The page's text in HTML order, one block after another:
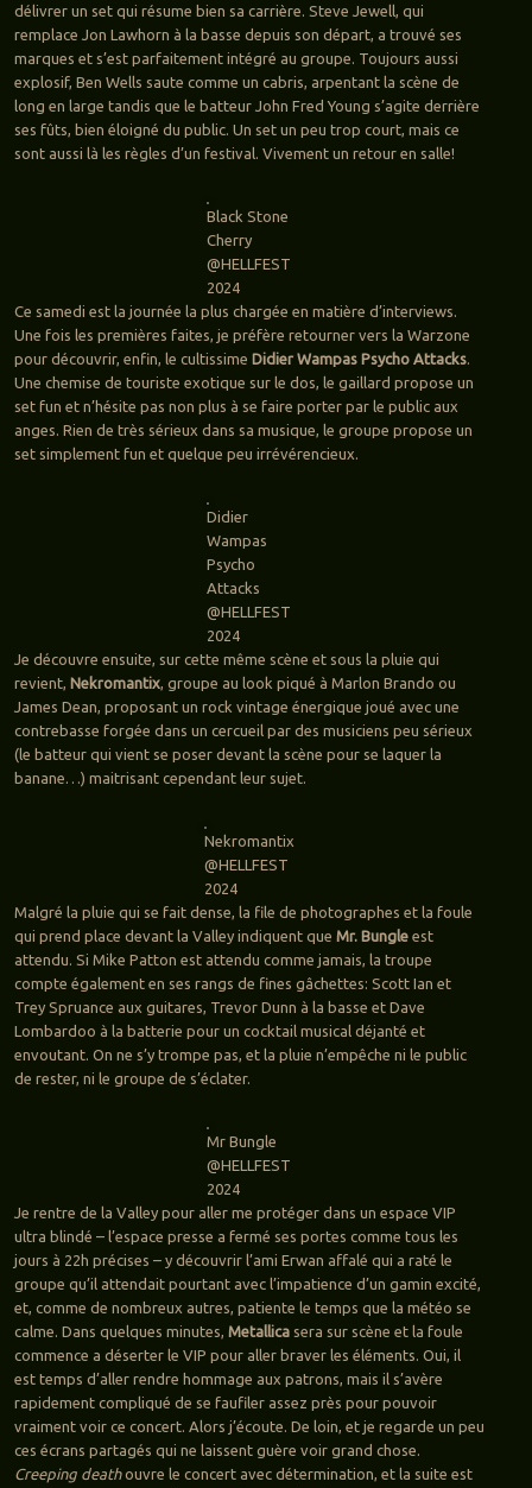
délivrer un set qui résume bien sa carrière. Steve Jewell, qui
remplace Jon Lawhorn à la basse depuis son départ, a trouvé ses
marques et s’est parfaitement intégré au groupe. Toujours aussi
explosif, Ben Wells saute comme un cabris, arpentant la scène de
long en large tandis que le batteur John Fred Young s’agite derrière
ses fûts, bien éloigné du public. Un set un peu trop court, mais ce
sont aussi là les règles d’un festival. Vivement un retour en salle!
Black Stone
Cherry
@HELLFEST
2024
Ce samedi est la journée la plus chargée en matière d’interviews.
Une fois les premières faites, je préfère retourner vers la Warzone
pour découvrir, enfin, le cultissime Didier Wampas Psycho Attacks.
Une chemise de touriste exotique sur le dos, le gaillard propose un
set fun et n’hésite pas non plus à se faire porter par le public aux
anges. Rien de très sérieux dans sa musique, le groupe propose un
set simplement fun et quelque peu irrévérencieux.
Didier
Wampas
Psycho
Attacks
@HELLFEST
2024
Je découvre ensuite, sur cette même scène et sous la pluie qui
revient, Nekromantix, groupe au look piqué à Marlon Brando ou
James Dean, proposant un rock vintage énergique joué avec une
contrebasse forgée dans un cercueil par des musiciens peu sérieux
(le batteur qui vient se poser devant la scène pour se laquer la
banane…) maitrisant cependant leur sujet.
Nekromantix
@HELLFEST
2024
Malgré la pluie qui se fait dense, la file de photographes et la foule
qui prend place devant la Valley indiquent que Mr. Bungleest
attendu. Si Mike Patton est attendu comme jamais, la troupe
compte également en ses rangs de fines gâchettes: Scott Ian et
Trey Spruance aux guitares, Trevor Dunn à la basse et Dave
Lombardoo à la batterie pour un cocktail musical déjanté et
envoutant. On ne s’y trompe pas, et la pluie n’empêche ni le public
de rester, ni le groupe de s’éclater.
Mr Bungle
@HELLFEST
2024
Je rentre de la Valley pour aller me protéger dans un espace VIP
ultra blindé – l’espace presse a fermé ses portes comme tous les
jours à 22h précises – y découvrir l’ami Erwan affalé qui a raté le
groupe qu’il attendait pourtant avec l’impatience d’un gamin excité,
et, comme de nombreux autres, patiente le temps que la météo se
calme. Dans quelques minutes, Metallica sera sur scène et la foule
commence a déserter le VIP pour aller braver les éléments. Oui, il
est temps d’aller rendre hommage aux patrons, mais il s’avère
rapidement compliqué de se faufiler assez près pour pouvoir
vraiment voir ce concert. Alors j’écoute. De loin, et je regarde un peu
ces écrans partagés qui ne laissent guère voir grand chose.
Creeping deathouvre le concert avec détermination, et la suite est